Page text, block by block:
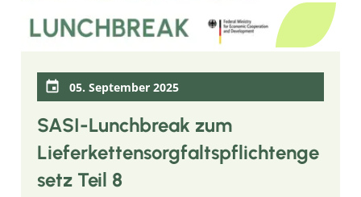
05. September 2025
SASI-Lunchbreak zum
Lieferkettensorgfaltspflichtenge
setz Teil 8